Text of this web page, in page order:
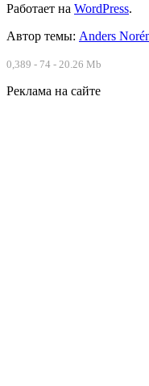
Работает на WordPress.
Автор темы: Anders
0,389 - 74 - 20.26 Mb
Реклама на сайте